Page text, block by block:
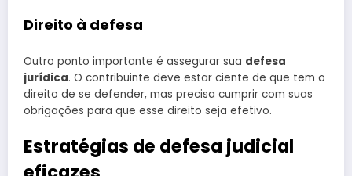
Direito à defesa
Outro ponto importante é assegurar sua defesa
jurídica. O contribuinte deve estar ciente de que tem o
direito de se defender, mas precisa cumprir com suas
obrigações para que esse direito seja efetivo.
Estratégias de defesa judicial